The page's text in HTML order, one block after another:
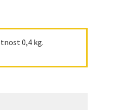
0,4 kg.